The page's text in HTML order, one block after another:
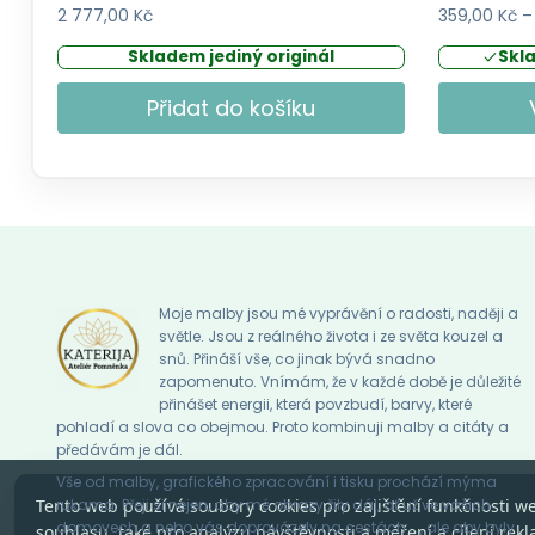
2 777,00 Kč
Skladem jediný originál
Přidat do košíku
359,00 Kč –
lze
na
stránce
produktu
Moje malby jsou mé vyprávění o radosti, naději a
světle. Jsou z reálného života i ze světa kouzel a
snů. Přináší vše, co jinak bývá snadno
zapomenuto. Vnímám, že v každé době je důležité
přinášet energii, která povzbudí, barvy, které
pohladí a slova co obejmou. Proto kombinuji malby a citáty a
předávám je dál.
Vše od malby, grafického zpracování i tisku prochází mýma
rukama. Přeji si nejen, aby mé obrazy žily dál, ať už ve vašich
domovech a nebo vás doprovázely na cestách … , ale aby byly
Tento web používá soubory cookies pro zajištění funkčnosti